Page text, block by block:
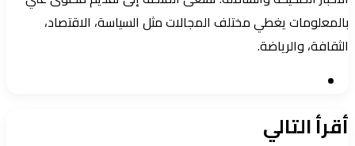
بالمعلومات يغطي مختلف المجالات مثل السياسة، الاقتصاد،
الثقافة، والرياضة.
أقرأ التالي